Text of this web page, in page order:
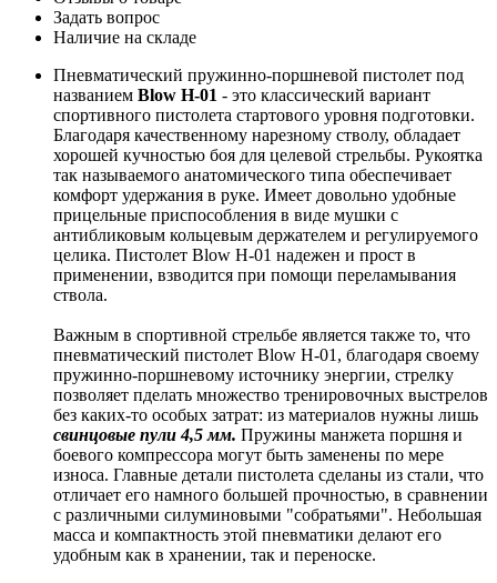
Задать вопрос
Наличие на складе
Пневматический пружинно-поршневой пистолет под
названием Blow H-01 - это классический вариант
спортивного пистолета стартового уровня подготовки.
Благодаря качественному нарезному стволу, обладает
хорошей кучностью боя для целевой стрельбы. Рукоятка
так называемого анатомического типа обеспечивает
комфорт удержания в руке. Имеет довольно удобные
прицельные приспособления в виде мушки с
антибликовым кольцевым держателем и регулируемого
целика. Пистолет Blow H-01 надежен и прост в
применении, взводится при помощи переламывания
ствола.
Важным в спортивной стрельбе является также то, что
пневматический пистолет Blow H-01, благодаря своему
пружинно-поршневому источнику энергии, стрелку
позволяет пделать множество тренировочных выстрелов
без каких-то особых затрат: из материалов нужны лишь
свинцовые пули 4,5 мм. Пружины манжета поршня и
боевого компрессора могут быть заменены по мере
износа. Главные детали пистолета сделаны из стали, что
отличает его намного большей прочностью, в сравнении
с различными силуминовыми "собратьями". Небольшая
масса и компактность этой пневматики делают его
удобным как в хранении, так и переноске.